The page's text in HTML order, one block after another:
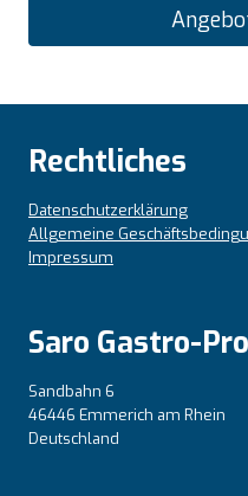
Rechtliches
Datenschutzerklärung
Allgemeine
Impressum
Saro Gastro-
Sandbahn 6
46446 Emmerich am Rhein
Deutschland